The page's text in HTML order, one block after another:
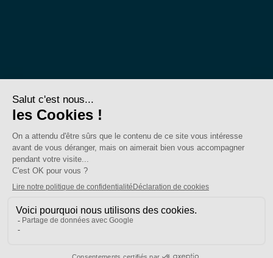
SE-Unsa est un syndicat de l’UNSA
Site réalisé avec ❤️ par AKWO
Politique de confidentialité
Mentions légales